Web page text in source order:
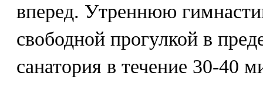
вперед. Утреннюю
свободной прогулкой в
санатория в течение 30-40